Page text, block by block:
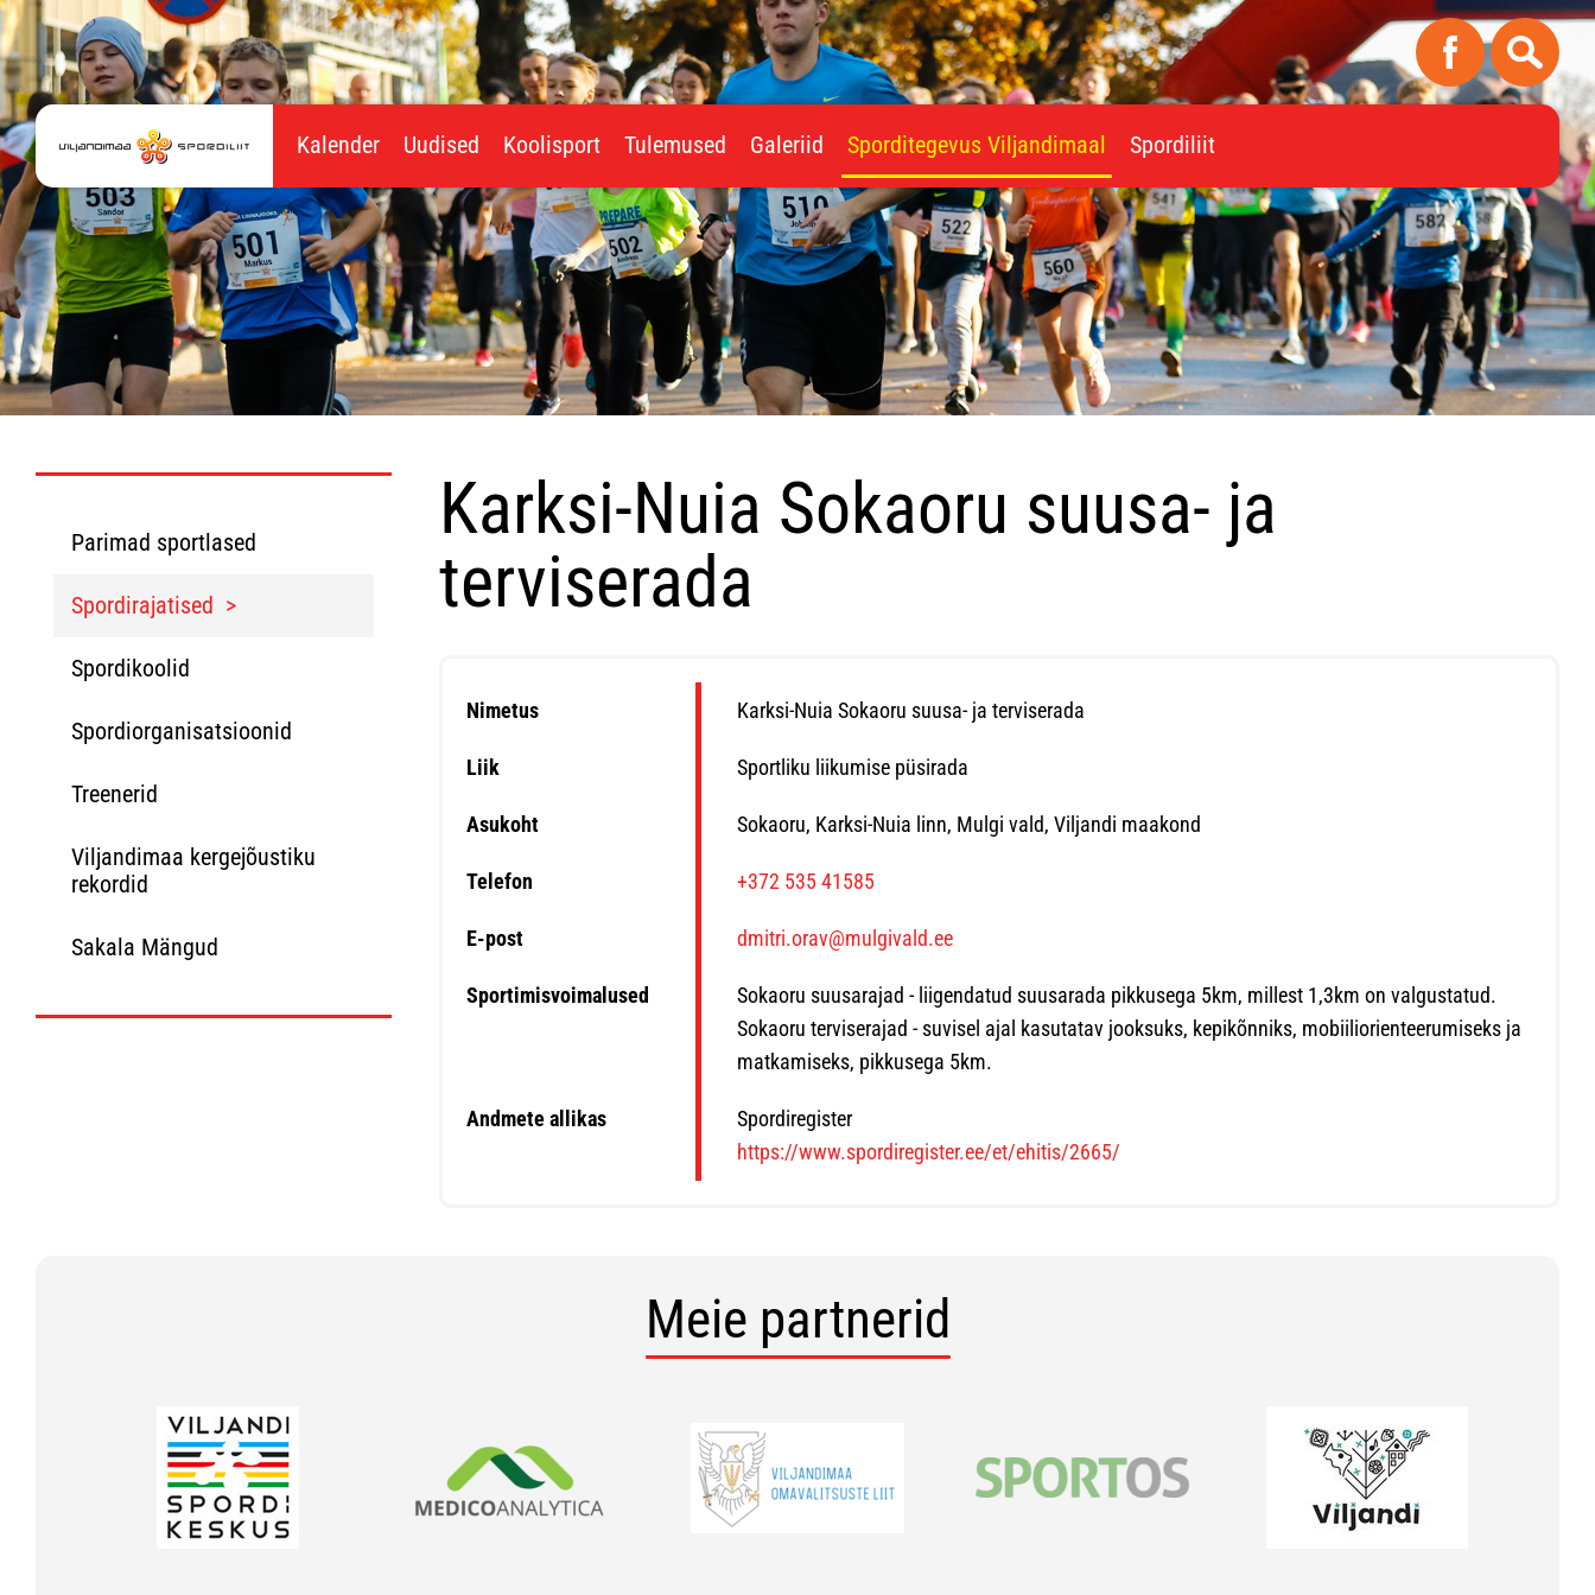
Kalender Uudised Koolisport Tulemused Galeriid Sporditegevus Viljandimaal Spordiliit
Parimad sportlased
Spordirajatised
Spordikoolid
Spordiorganisatsioonid
Treenerid
Viljandimaa kergejõustiku
rekordid
Sakala Mängud
Karksi-Nuia Sokaoru suusa- ja
terviserada
Nimetus Karksi-Nuia Sokaoru suusa- ja terviserada
Liik Sportliku liikumise püsirada
Asukoht Sokaoru, Karksi-Nuia linn, Mulgi vald, Viljandi maakond
Telefon +372 535 41585
E-post dmitri.orav@mulgivald.ee
Sportimisvoimalused
Sokaoru suusarajad - liigendatud suusarada pikkusega 5km, millest 1,3km on valgustatud.
Sokaoru terviserajad - suvisel ajal kasutatav jooksuks, kepikõnniks, mobiiliorienteerumiseks ja
matkamiseks, pikkusega 5km.
Andmete allikas
Spordiregister
https://www.spordiregister.ee/et/ehitis/2665/
Meie partnerid